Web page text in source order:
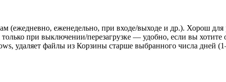
(ежедневно, еженедельно, при входе/выходе и др.). Хорош
при выключении/перезагрузке — удобно, если вы хотите
удаляет файлы из Корзины старше выбранного числа дней